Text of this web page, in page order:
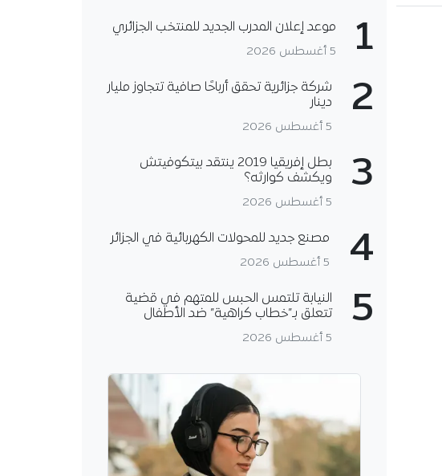
1 موعد إعلان المدرب الجديد للمنتخب الجزائري
5 أغسطس 2026
2
شركة جزائرية تحقق أرباحًا صافية تتجاوز مليار
دينار
5 أغسطس 2026
3
بطل إفريقيا 2019 ينتقد بيتكوفيتش
ويكشف كوارثه؟
5 أغسطس 2026
4 مصنع جديد للمحولات الكهربائية في الجزائر
5 أغسطس 2026
5
النيابة تلتمس الحبس للمتهم في قضية
تتعلق بـ”خطاب كراهية” ضد الأطفال
5 أغسطس 2026